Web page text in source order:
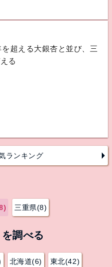
超える大銀杏と並び、三
る
ランキング
三重県(8)
調べる
北海道(6) 東北(42)